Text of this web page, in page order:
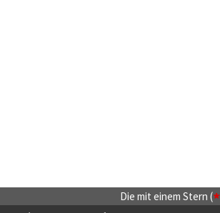
Die mit einem Stern (*